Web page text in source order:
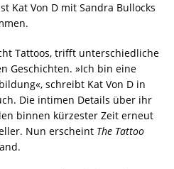
Kat Von D mit Sandra Bullocks
Tattoos, trifft unterschiedliche
Geschichten. »Ich bin eine
schreibt Kat Von D in
Die intimen Details über ihr
binnen kürzester Zeit erneut
Nun erscheint The Tattoo